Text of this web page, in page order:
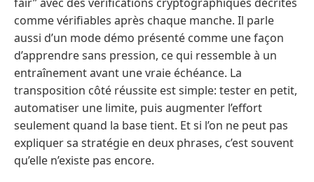
comme vérifiables après chaque manche. Il parle
aussi d’un mode démo présenté comme une façon
d’apprendre sans pression, ce qui ressemble à un
entraînement avant une vraie échéance. La
transposition côté réussite est simple: tester en petit,
automatiser une limite, puis augmenter l’effort
seulement quand la base tient. Et si l’on ne peut pas
expliquer sa stratégie en deux phrases, c’est souvent
qu’elle n’existe pas encore.